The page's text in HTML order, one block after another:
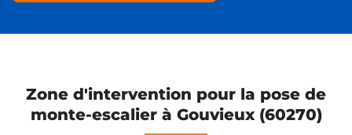
Zone d'intervention pour la pose de
monte-escalier à Gouvieux (60270)